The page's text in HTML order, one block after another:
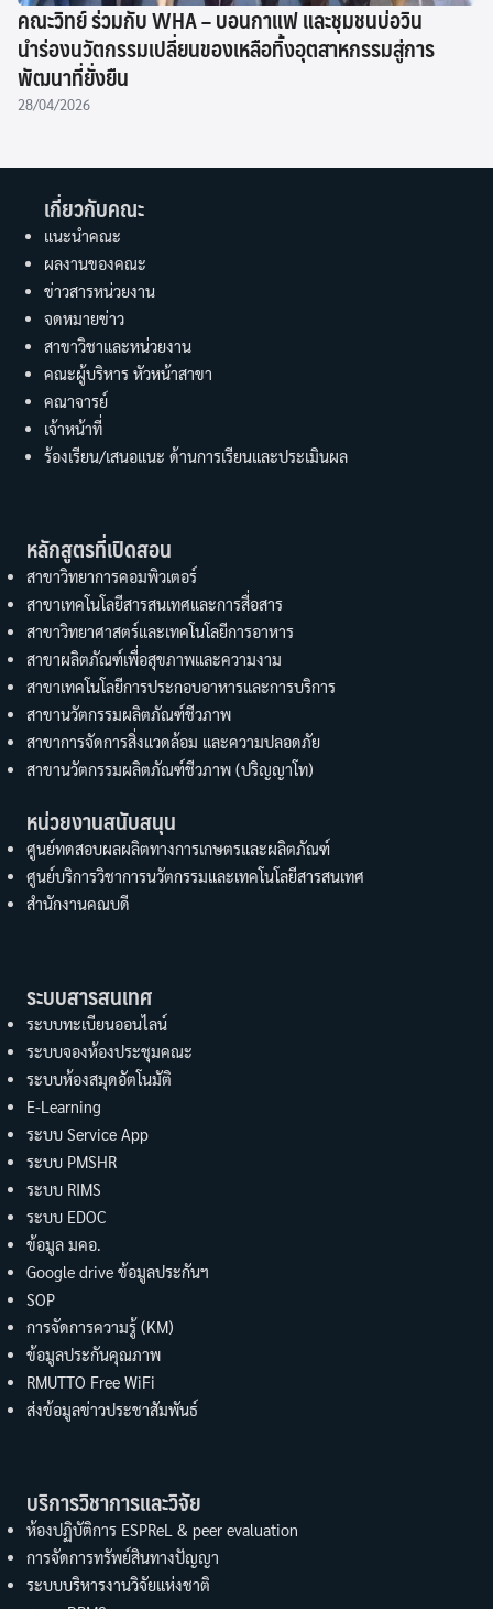
คณะวิทย์ ร่วมกับ WHA – บอนกาแฟ และชุมชนบ่อวิน
นำร่องนวัตกรรมเปลี่ยนของเหลือทิ้งอุตสาหกรรมสู่การ
พัฒนาที่ยั่งยืน
28/04/2026
เกี่ยวกับคณะ
แนะนำคณะ
ผลงานของคณะ
ข่าวสารหน่วยงาน
จดหมายข่าว
สาขาวิชาและหน่วยงาน
คณะผู้บริหาร หัวหน้าสาขา
คณาจารย์
เจ้าหน้าที่
ร้องเรียน/เสนอแนะ ด้านการเรียนและประเมินผล
หลักสูตรที่เปิดสอน
สาขาวิทยาการคอมพิวเตอร์
สาขาเทคโนโลยีสารสนเทศและการสื่อสาร
สาขาวิทยาศาสตร์และเทคโนโลยีการอาหาร
สาขาผลิตภัณฑ์เพื่อสุขภาพและความงาม
สาขาเทคโนโลยีการประกอบอาหารและการบริการ
สาขานวัตกรรมผลิตภัณฑ์ชีวภาพ
สาขาการจัดการสิ่งแวดล้อม และความปลอดภัย
สาขานวัตกรรมผลิตภัณฑ์ชีวภาพ (ปริญญาโท)
หน่วยงานสนับสนุน
ศูนย์ทดสอบผลผลิตทางการเกษตรและผลิตภัณฑ์
ศูนย์บริการวิชาการนวัตกรรมและเทคโนโลยีสารสนเทศ
สำนักงานคณบดี
ระบบสารสนเทศ
ระบบทะเบียนออนไลน์
ระบบจองห้องประชุมคณะ
ระบบห้องสมุดอัตโนมัติ
E-Learning
ระบบ Service App
ระบบ PMSHR
ระบบ RIMS
ระบบ EDOC
ข้อมูล มคอ.
Google drive ข้อมูลประกันฯ
SOP
การจัดการความรู้ (KM)
ข้อมูลประกันคุณภาพ
RMUTTO Free WiFi
ส่งข้อมูลข่าวประชาสัมพันธ์
บริการวิชาการและวิจัย
ห้องปฏิบัติการ ESPReL & peer evaluation
การจัดการทรัพย์สินทางปัญญา
ระบบบริหารงานวิจัยแห่งชาติ